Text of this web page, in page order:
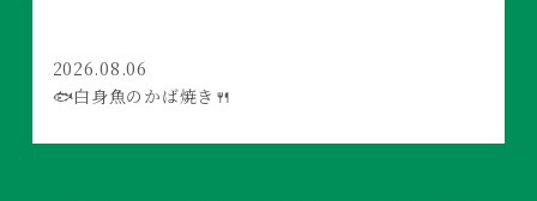
2026.08.06
🐟白身魚のかば焼き🍴